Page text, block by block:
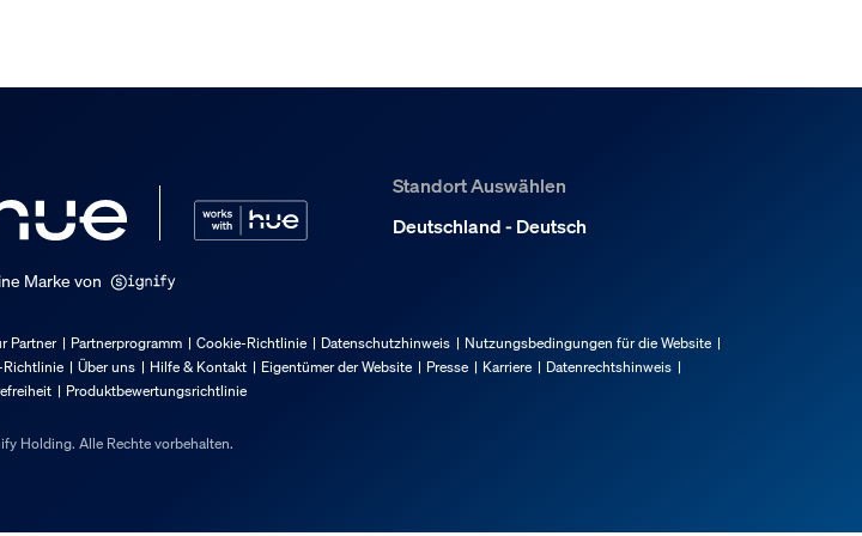
Standort Auswählen
Deutschland - Deutsch
Marke von
Partner Partnerprogramm Cookie-Richtlinie Datenschutzhinweis
Nutzungsbedingungen für die Website
Über uns Hilfe & Kontakt Eigentümer der Website Presse Karriere
Datenrechtshinweis
Produktbewertungsrichtlinie
Holding. Alle Rechte vorbehalten.